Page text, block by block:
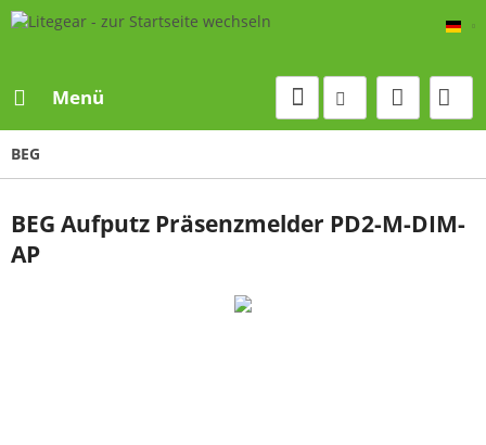
Menü
BEG
BEG Aufputz Präsenzmelder PD2-M-DIM-
AP